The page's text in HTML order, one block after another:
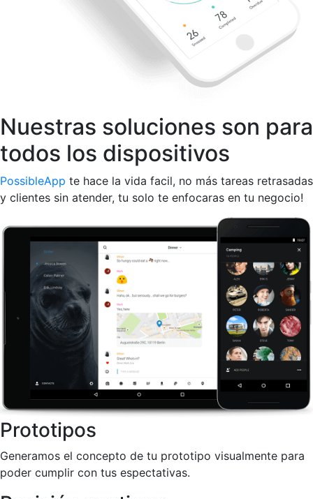
Nuestras soluciones son para
todos los dispositivos
PossibleApp te hace la vida facil, no más tareas retrasadas
y clientes sin atender, tu solo te enfocaras en tu negocio!
Prototipos
Generamos el concepto de tu prototipo visualmente para
poder cumplir con tus espectativas.